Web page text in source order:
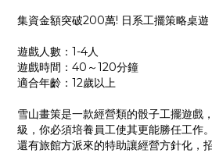
集資金額突破200萬! 日系工擺策略桌遊
遊戲人數：1-4人
遊戲時間：40～120分鐘
適合年齡：12歲以上
雪山畫策是一款經營類的骰子工擺遊戲
級，你必須培養員工使其更能勝任工作。
還有旅館方派來的特助讓經營方針化，